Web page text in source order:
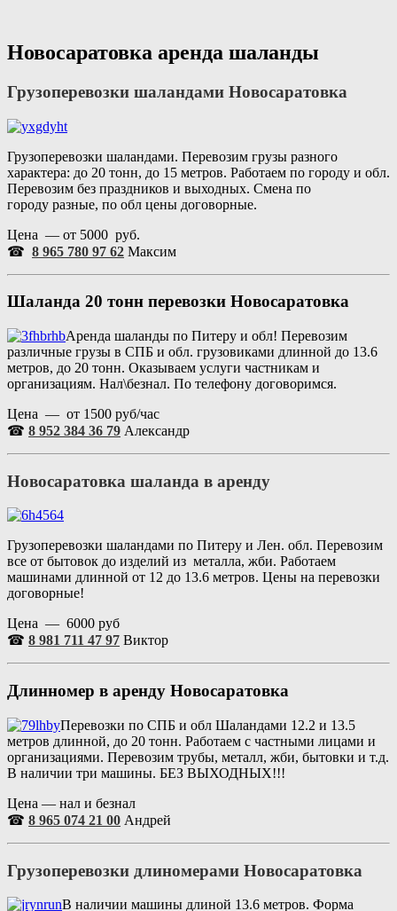
содержимому
Новосаратовка аренда шаланды
Грузоперевозки шаландами Новосаратовка
Грузоперевозки шаландами. Перевозим грузы разного
характера: до 20 тонн, до 15 метров. Работаем по городу и обл.
Перевозим без праздников и выходных. Смена по
городу разные, по обл цены договорные.
Цена — от 5000 руб.
☎ 8 965 780 97 62 Максим
Шаланда 20 тонн перевозки Новосаратовка
Аренда шаланды по Питеру и обл! Перевозим
различные грузы в СПБ и обл. грузовиками длинной до 13.6
метров, до 20 тонн. Оказываем услуги частникам и
организациям. Нал\безнал. По телефону договоримся.
Цена — от 1500 руб/час
☎ 8 952 384 36 79 Александр
Новосаратовка шаланда в аренду
Грузоперевозки шаландами по Питеру и Лен. обл. Перевозим
все от бытовок до изделий из металла, жби. Работаем
машинами длинной от 12 до 13.6 метров. Цены на перевозки
договорные!
Цена — 6000 руб
☎ 8 981 711 47 97 Виктор
Длинномер в аренду Новосаратовка
Перевозки по СПБ и обл Шаландами 12.2 и 13.5
метров длинной, до 20 тонн. Работаем с частными лицами и
организациями. Перевозим трубы, металл, жби, бытовки и т.д.
В наличии три машины. БЕЗ ВЫХОДНЫХ!!!
Цена — нал и безнал
☎ 8 965 074 21 00 Андрей
Грузоперевозки длиномерами Новосаратовка
В наличии машины длиной 13.6 метров. Форма